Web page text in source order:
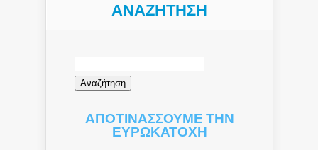
ΑΝΑΖΉΤΗΣΗ
Αναζήτηση
ΑΠΟΤΙΝΑΣΣΟΥΜΕ ΤΗΝ
ΕΥΡΩΚΑΤΟΧΗ